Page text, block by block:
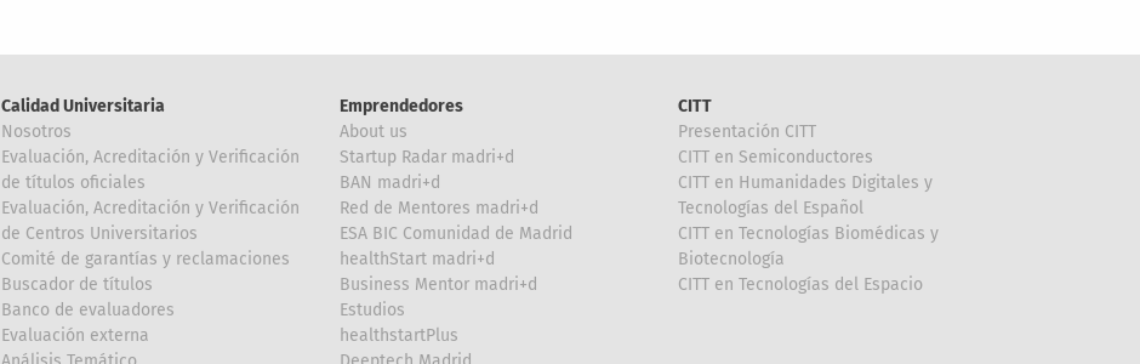
Calidad Universitaria
Nosotros
Evaluación, Acreditación y Verificación
de títulos oficiales
Evaluación, Acreditación y Verificación
de Centros Universitarios
Comité de garantías y reclamaciones
Buscador de títulos
Banco de evaluadores
Evaluación externa
Emprendedores
About us
Startup Radar madri+d
BAN madri+d
Red de Mentores madri+d
ESA BIC Comunidad de Madrid
healthStart madri+d
Business Mentor madri+d
Estudios
healthstartPlus
CITT
Presentación CITT
CITT en Semiconductores
CITT en Humanidades Digitales y
Tecnologías del Español
CITT en Tecnologías Biomédicas y
Biotecnología
CITT en Tecnologías del Espacio